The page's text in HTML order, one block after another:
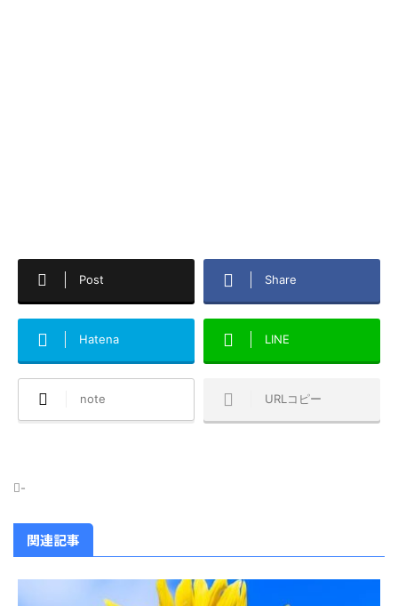
Post Share
Hatena LINE
note URLコピー
-
関連記事